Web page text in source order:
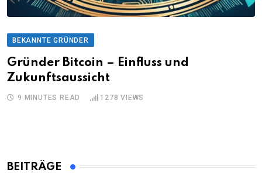
BEKANNTE GRÜNDER
Gründer Bitcoin – Einfluss und
Zukunftsaussicht
9 MINUTES READ 1278 VIEWS
BEITRÄGE